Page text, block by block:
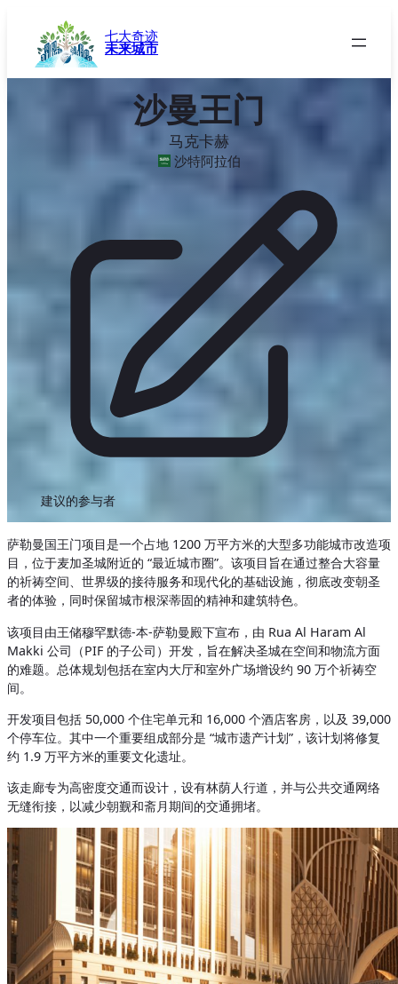
七大奇迹
未来城市
沙曼王门
马克卡赫
沙特阿拉伯
建议的参与者
萨勒曼国王门项目是一个占地 1200 万平方米的大型多功能城市改造项
目，位于麦加圣城附近的 “最近城市圈”。该项目旨在通过整合大容量
的祈祷空间、世界级的接待服务和现代化的基础设施，彻底改变朝圣
者的体验，同时保留城市根深蒂固的精神和建筑特色。
该项目由王储穆罕默德-本-萨勒曼殿下宣布，由 Rua Al Haram Al
Makki 公司（PIF 的子公司）开发，旨在解决圣城在空间和物流方面
的难题。总体规划包括在室内大厅和室外广场增设约 90 万个祈祷空
间。
开发项目包括 50,000 个住宅单元和 16,000 个酒店客房，以及 39,000
个停车位。其中一个重要组成部分是 “城市遗产计划”，该计划将修复
约 1.9 万平方米的重要文化遗址。
该走廊专为高密度交通而设计，设有林荫人行道，并与公共交通网络
无缝衔接，以减少朝觐和斋月期间的交通拥堵。